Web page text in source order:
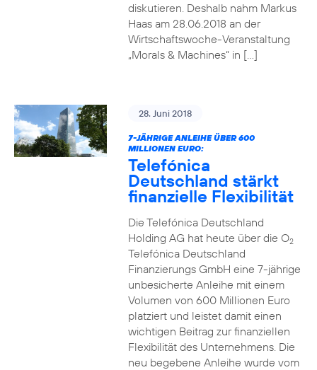
diskutieren. Deshalb nahm Markus
Haas am 28.06.2018 an der
Wirtschaftswoche-Veranstaltung
„Morals & Machines“ in […]
28. Juni 2018
7-JÄHRIGE ANLEIHE ÜBER 600
MILLIONEN EURO:
Telefónica
Deutschland stärkt
finanzielle Flexibilität
Die Telefónica Deutschland
Holding AG hat heute über die O2
Telefónica Deutschland
Finanzierungs GmbH eine 7-jährige
unbesicherte Anleihe mit einem
Volumen von 600 Millionen Euro
platziert und leistet damit einen
wichtigen Beitrag zur finanziellen
Flexibilität des Unternehmens. Die
neu begebene Anleihe wurde vom